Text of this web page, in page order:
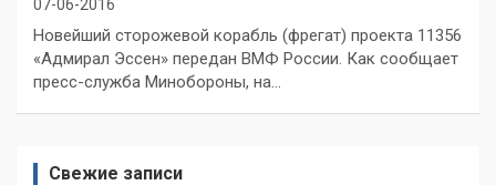
07-06-2016
Новейший сторожевой корабль (фрегат) проекта 11356
«Адмирал Эссен» передан ВМФ России. Как сообщает
пресс-служба Минобороны, на…
Свежие записи